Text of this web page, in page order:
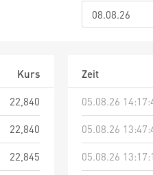
Kurs
22,840
22,840
22,845
Zeit
05.08.26
05.08.26
05.08.26